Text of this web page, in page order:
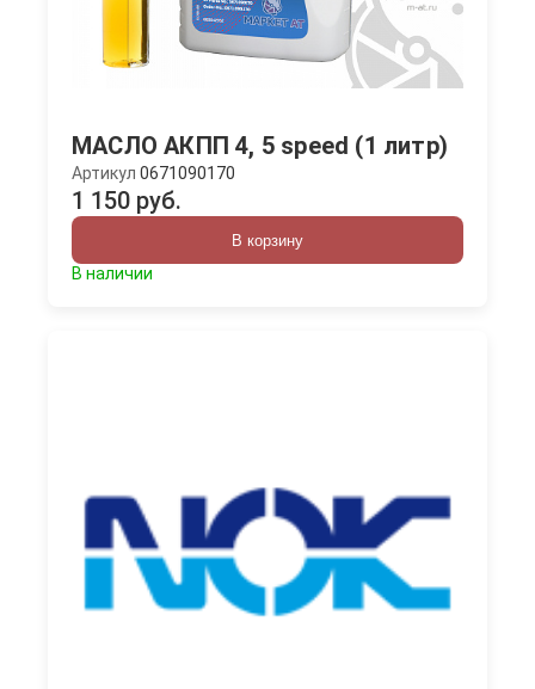
МАСЛО АКПП 4, 5 speed (1 литр)
Артикул 0671090170
1 150 руб.
В корзину
В наличии